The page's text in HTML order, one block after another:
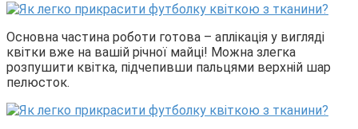
Основна частина роботи готова – аплікація у вигляді
квітки вже на вашій річної майці! Можна злегка
розпушити квітка, підчепивши пальцями верхній шар
пелюсток.